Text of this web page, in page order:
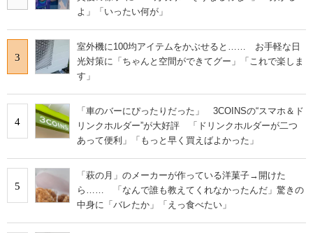
よ」「いったい何が」
3
室外機に100均アイテムをかぶせると…… お手軽な日
光対策に「ちゃんと空間ができてグー」「これで楽しま
す」
4
「車のバーにぴったりだった」 3COINSの“スマホ＆ド
リンクホルダー”が大好評 「ドリンクホルダーが二つ
あって便利」「もっと早く買えばよかった」
5
「萩の月」のメーカーが作っている洋菓子→開けた
ら…… 「なんで誰も教えてくれなかったんだ」驚きの
中身に「バレたか」「えっ食べたい」